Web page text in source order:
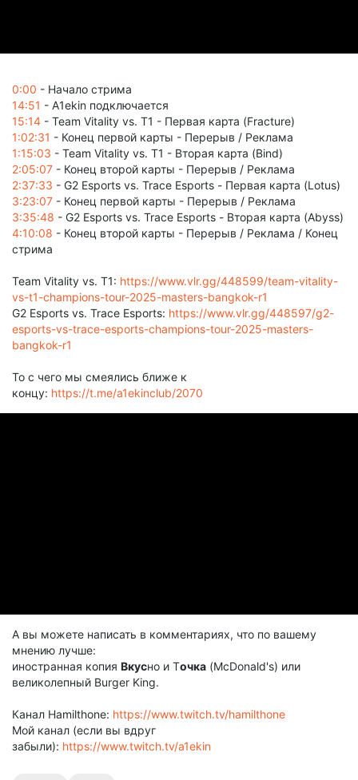
0:00 - Начало стрима
14:51 - A1ekin подключается
15:14 - Team Vitality vs. T1 - Первая карта (Fracture)
1:02:31 - Конец первой карты - Перерыв / Реклама
1:15:03 - Team Vitality vs. T1 - Вторая карта (Bind)
2:05:07 - Конец второй карты - Перерыв / Реклама
2:37:33 - G2 Esports vs. Trace Esports - Первая карта (Lotus)
3:23:07 - Конец первой карты - Перерыв / Реклама
3:35:48 - G2 Esports vs. Trace Esports - Вторая карта (Abyss)
4:10:08 - Конец второй карты - Перерыв / Реклама / Конец
стрима
Team Vitality vs. T1: https://www.vlr.gg/448599/team-vitality-
vs-t1-champions-tour-2025-masters-bangkok-r1
G2 Esports vs. Trace Esports: https://www.vlr.gg/448597/g2-
esports-vs-trace-esports-champions-tour-2025-masters-
bangkok-r1
То с чего мы смеялись ближе к
концу: https://t.me/a1ekinclub/2070
А вы можете написать в комментариях, что по вашему
мнению лучше:
иностранная копия Вкусно и Точка (McDonald's) или
великолепный Burger King.
Канал Hamilthone: https://www.twitch.tv/hamilthone
Мой канал (если вы вдруг
забыли): https://www.twitch.tv/a1ekin